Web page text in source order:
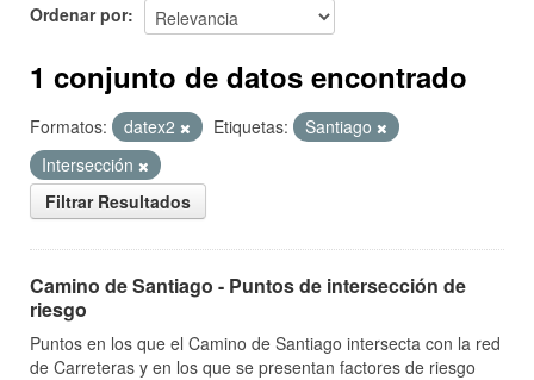
Ordenar por
1 conjunto de datos encontrado
Formatos: datex2 Etiquetas:
Santiago
Intersección
Filtrar Resultados
Camino de Santiago - Puntos de intersección de
riesgo
Puntos en los que el Camino de Santiago intersecta con la red
de Carreteras y en los que se presentan factores de riesgo